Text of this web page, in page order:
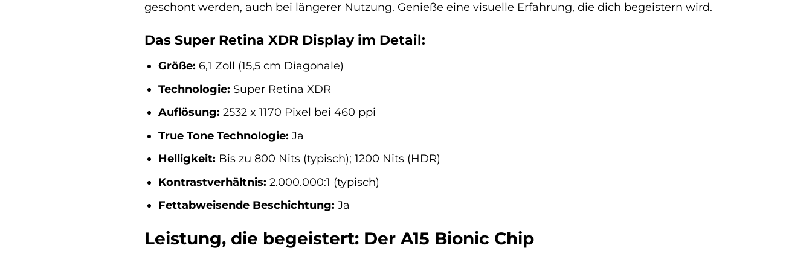
geschont werden, auch bei längerer Nutzung. Genieße eine visuelle Erfahrung, die dich begeistern wird.
Das Super Retina XDR Display im Detail:
Größe: 6,1 Zoll (15,5 cm Diagonale)
Technologie: Super Retina XDR
Auflösung: 2532 x 1170 Pixel bei 460 ppi
True Tone Technologie: Ja
Helligkeit: Bis zu 800 Nits (typisch); 1200 Nits (HDR)
Kontrastverhältnis: 2.000.000:1 (typisch)
Fettabweisende Beschichtung: Ja
Leistung, die begeistert: Der A15 Bionic Chip